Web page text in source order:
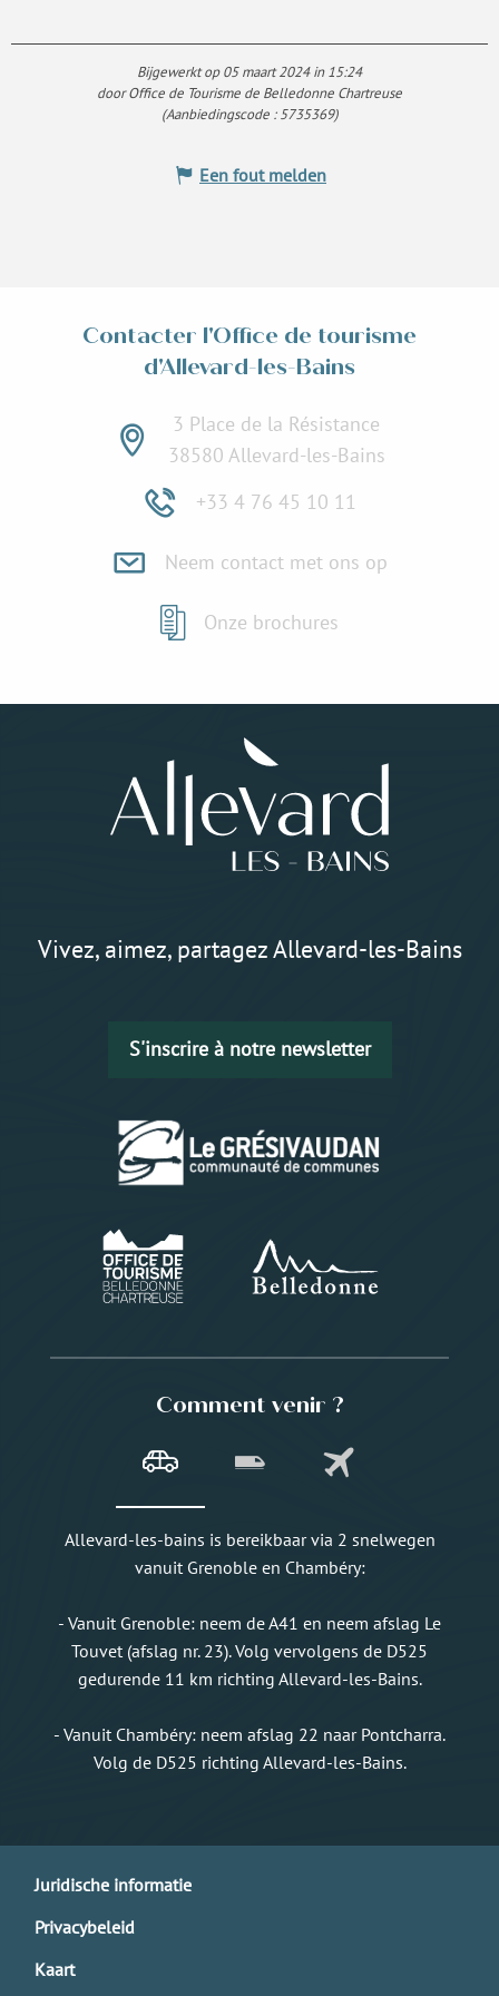
Bijgewerkt op 05 maart 2024 in 15:24
door Office de Tourisme de Belledonne Chartreuse
(Aanbiedingscode :5735369)
Een fout melden
Contacter l'Office de tourisme
d'Allevard-les-Bains
3 Place de la Résistance
38580 Allevard-les-Bains
+33 4 76 45 10 11
Neem contact met ons op
Onze brochures
Vivez, aimez, partagez Allevard-les-Bains
S'inscrire à notre newsletter
Comment venir ?
Allevard-les-bains is bereikbaar via 2 snelwegen
vanuit Grenoble en Chambéry:
- Vanuit Grenoble: neem de A41 en neem afslag Le
Touvet (afslag nr. 23). Volg vervolgens de D525
gedurende 11 km richting Allevard-les-Bains.
- Vanuit Chambéry: neem afslag 22 naar Pontcharra.
Volg de D525 richting Allevard-les-Bains.
Juridische informatie
Privacybeleid
Kaart